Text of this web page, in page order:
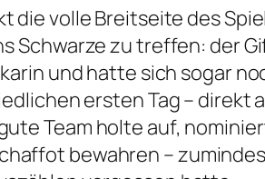
die volle Breitseite des
Schwarze zu treffen: der
und hatte sich sogar
ersten Tag – direkt
Team holte auf,
bewahren –